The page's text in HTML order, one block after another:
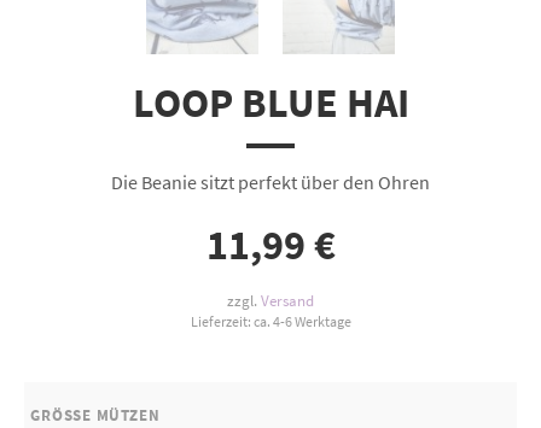
LOOP BLUE HAI
Die Beanie sitzt perfekt über den Ohren
11,99€
zzgl. Versand
Lieferzeit: ca. 4-6 Werktage
GRÖSSE MÜTZEN